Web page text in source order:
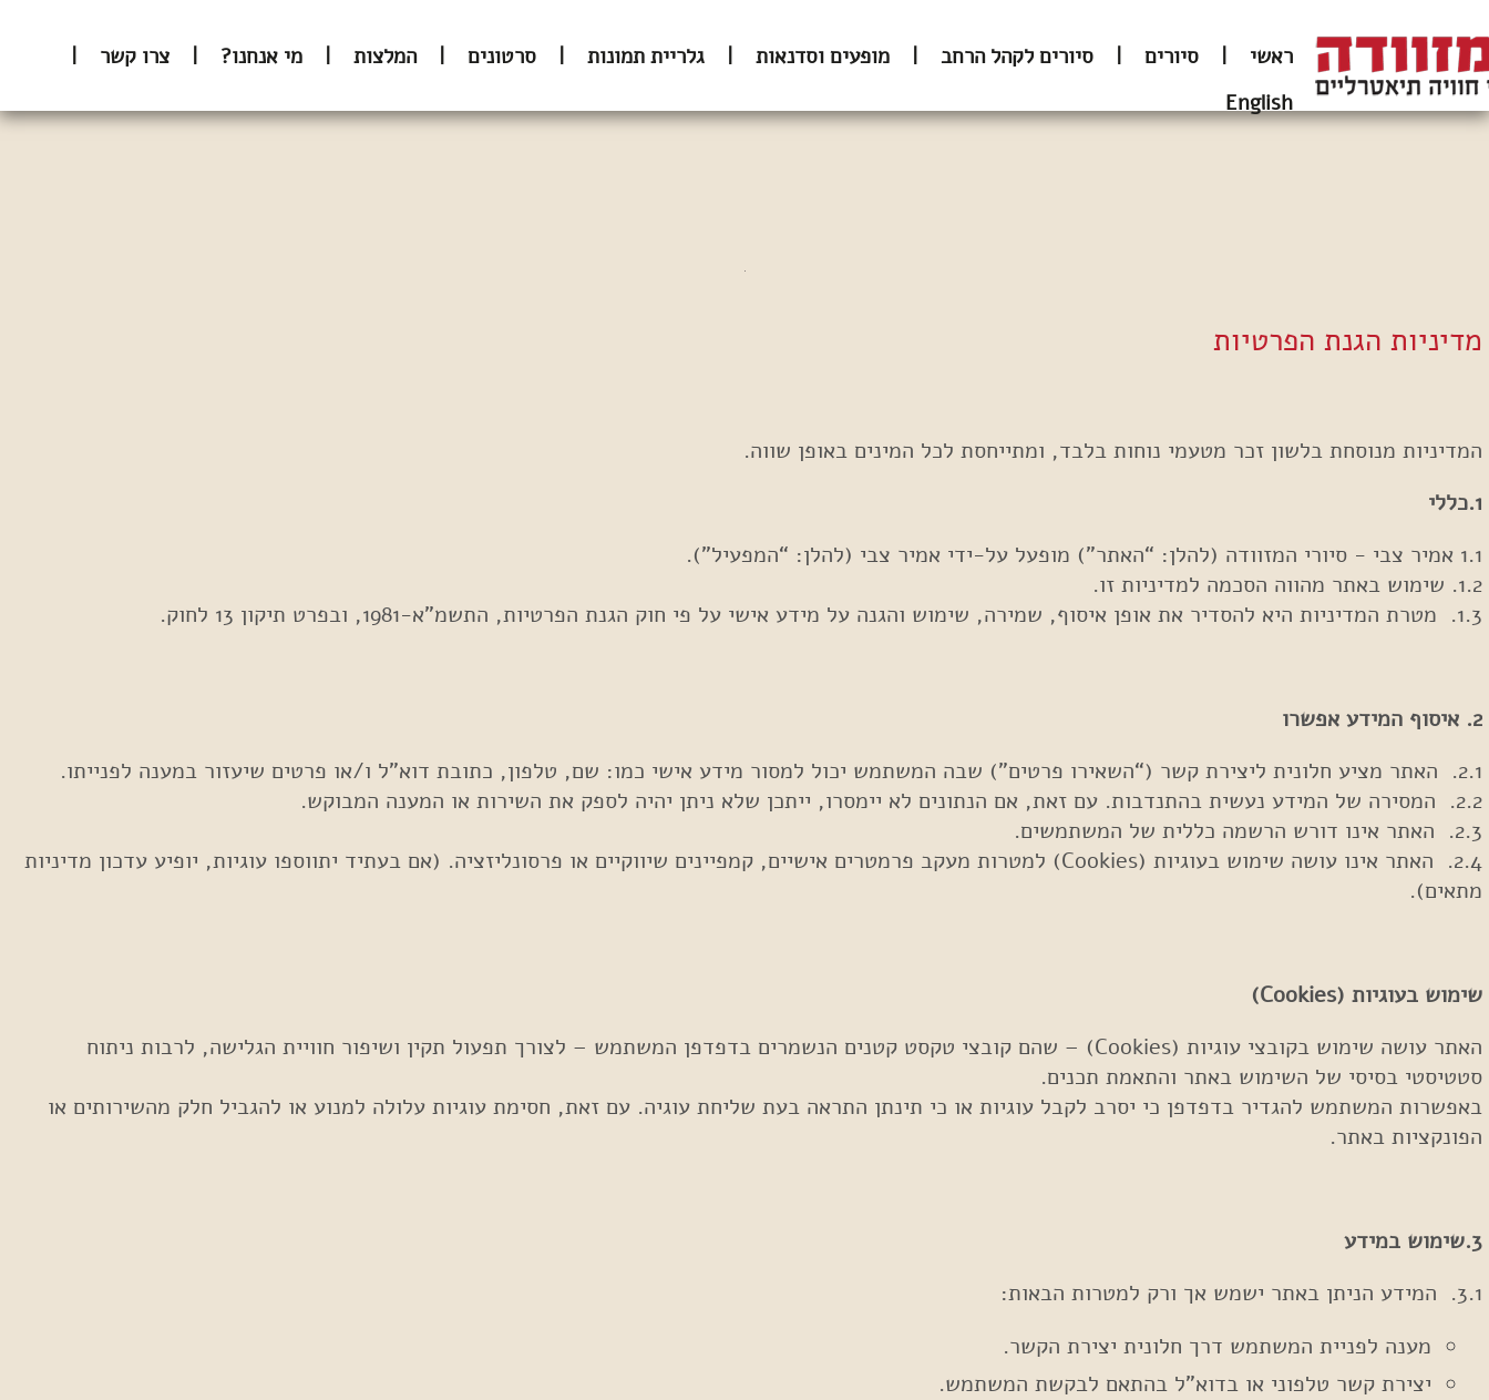
ראשי | סיורים | סיורים לקהל הרחב | מופעים וסדנאות | גלריית תמונות | סרטונים | המלצות | מי אנחנו? | צרו קשר
|
English
מדיניות הגנת הפרטיות
המדיניות מנוסחת בלשון זכר מטעמי נוחות בלבד, ומתייחסת לכל המינים באופן שווה.
1.כללי
1.1 אמיר צבי - סיורי המזוודה (להלן: “האתר”) מופעל על-ידי אמיר צבי (להלן: “המפעיל”).
1.2. שימוש באתר מהווה הסכמה למדיניות זו.
1.3. מטרת המדיניות היא להסדיר את אופן איסוף, שמירה, שימוש והגנה על מידע אישי על פי חוק הגנת הפרטיות, התשמ"א-1981, ובפרט תיקון 13 לחוק.
2. איסוף המידע אפשרו
2.1. האתר מציע חלונית ליצירת קשר (“השאירו פרטים”) שבה המשתמש יכול למסור מידע אישי כמו: שם, טלפון, כתובת דוא"ל ו/או פרטים שיעזור במענה לפנייתו.
2.2. המסירה של המידע נעשית בהתנדבות. עם זאת, אם הנתונים לא יימסרו, ייתכן שלא ניתן יהיה לספק את השירות או המענה המבוקש.
2.3. האתר אינו דורש הרשמה כללית של המשתמשים.
2.4. האתר אינו עושה שימוש בעוגיות (Cookies) למטרות מעקב פרמטרים אישיים, קמפיינים שיווקיים או פרסונליזציה. (אם בעתיד יתווספו עוגיות, יופיע עדכון מדיניות
מתאים).
שימוש בעוגיות (Cookies)
האתר עושה שימוש בקובצי עוגיות (Cookies) – שהם קובצי טקסט קטנים הנשמרים בדפדפן המשתמש – לצורך תפעול תקין ושיפור חוויית הגלישה, לרבות ניתוח
סטטיסטי בסיסי של השימוש באתר והתאמת תכנים.
באפשרות המשתמש להגדיר בדפדפן כי יסרב לקבל עוגיות או כי תינתן התראה בעת שליחת עוגיה. עם זאת, חסימת עוגיות עלולה למנוע או להגביל חלק מהשירותים או
הפונקציות באתר.
3.שימוש במידע
3.1. המידע הניתן באתר ישמש אך ורק למטרות הבאות:
מענה לפניית המשתמש דרך חלונית יצירת הקשר.
יצירת קשר טלפוני או בדוא"ל בהתאם לבקשת המשתמש.